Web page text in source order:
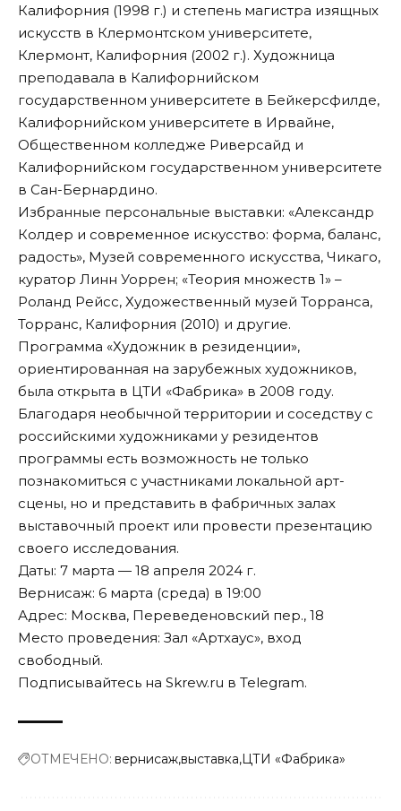
Калифорния (1998 г.) и степень магистра изящных
искусств в Клермонтском университете,
Клермонт, Калифорния (2002 г.). Художница
преподавала в Калифорнийском
государственном университете в Бейкерсфилде,
Калифорнийском университете в Ирвайне,
Общественном колледже Риверсайд и
Калифорнийском государственном университете
в Сан-Бернардино.
Избранные персональные выставки: «Александр
Колдер и современное искусство: форма, баланс,
радость», Музей современного искусства, Чикаго,
куратор Линн Уоррен; «Теория множеств 1» –
Роланд Рейсс, Художественный музей Торранса,
Торранс, Калифорния (2010) и другие.
Программа «Художник в резиденции»,
ориентированная на зарубежных художников,
была открыта в ЦТИ «Фабрика» в 2008 году.
Благодаря необычной территории и соседству с
российскими художниками у резидентов
программы есть возможность не только
познакомиться с участниками локальной арт-
сцены, но и представить в фабричных залах
выставочный проект или провести презентацию
своего исследования.
Даты: 7 марта — 18 апреля 2024 г.
Вернисаж: 6 марта (среда) в 19:00
Адрес: Москва, Переведеновский пер., 18
Место проведения: Зал «Артхаус», вход
свободный.
Подписывайтесь на Skrew.ru в Telegram.
ОТМЕЧЕНО: вернисаж выставка ЦТИ «Фабрика»